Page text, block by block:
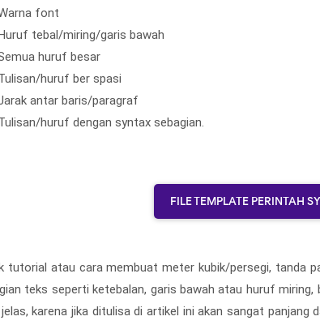
font
Huruf tebal/miring/garis bawah
huruf besar
huruf ber spasi
antar baris/paragraf
huruf dengan syntax sebagian.
FILE TEMPLATE PERINTAH
tutorial atau cara membuat meter kubik/persegi, tanda
teks seperti ketebalan, garis bawah atau huruf
jelas, karena jika ditulisa di artikel ini akan sangat panjang